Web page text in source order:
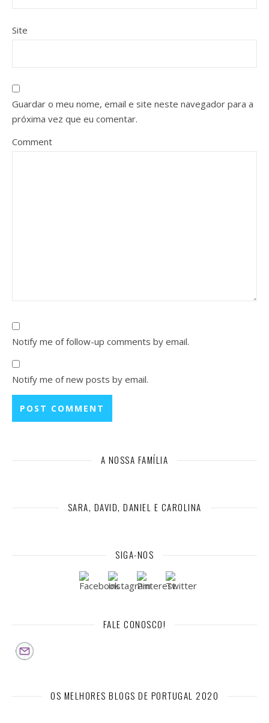
Site
Guardar o meu nome, email e site neste navegador para a
próxima vez que eu comentar.
Comment
Notify me of follow-up comments by email.
Notify me of new posts by email.
A NOSSA FAMÍLIA
SARA, DAVID, DANIEL E CAROLINA
SIGA-NOS
FALE CONOSCO!
OS MELHORES BLOGS DE PORTUGAL 2020